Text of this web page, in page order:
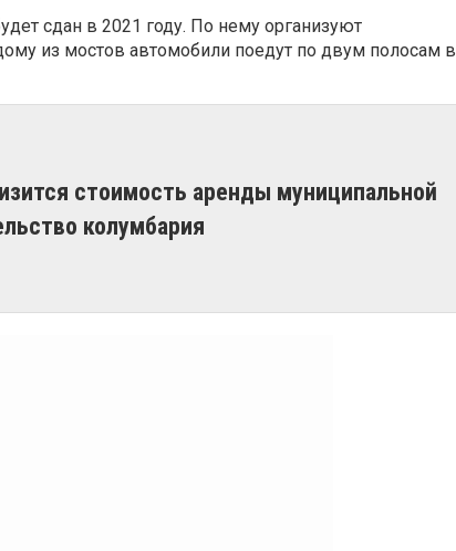
сдан в 2021 году. По нему организуют
из мостов автомобили поедут по двум полосам в
стоимость аренды муниципальной
колумбария